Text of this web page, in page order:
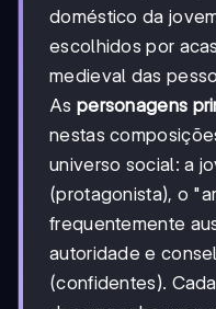
doméstico da
escolhidos por
medieval das
As personagens
nestas
universo social: a
(protagonista), o
frequentemente
autoridade e
(confidentes).